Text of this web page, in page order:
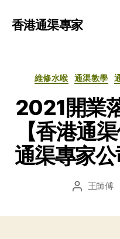
香港通渠專家
維修水喉 通渠教學
2021開業
【香港通
通渠專家
文 王師傅